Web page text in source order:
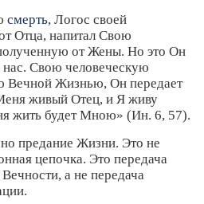
смерть, Логос своей
Отца, напитал Свою
от Жены. Но это Он
нас. Свою человеческую
Вечной Жизнью, Он передает
живый Отец, и Я живу
жить будет Мною» (Ин. 6, 57).
предание Жизни. Это не
цепочка. Это передача
а не передача